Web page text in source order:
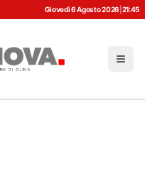
Giovedì 6 Agosto 2026 21:45